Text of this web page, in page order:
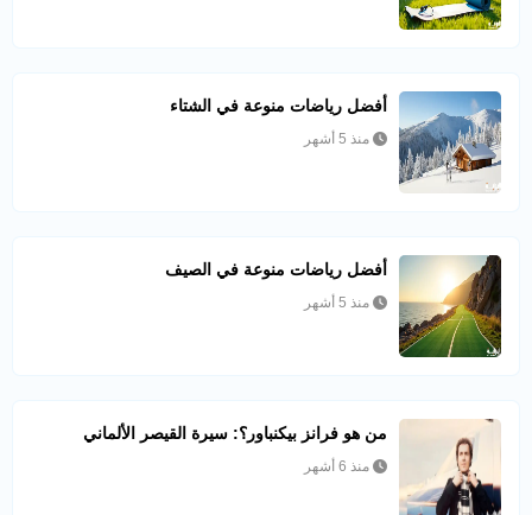
أفضل رياضات منوعة في الشتاء
منذ 5 أشهر
أفضل رياضات منوعة في الصيف
منذ 5 أشهر
من هو فرانز بيكنباور؟: سيرة القيصر الألماني
منذ 6 أشهر